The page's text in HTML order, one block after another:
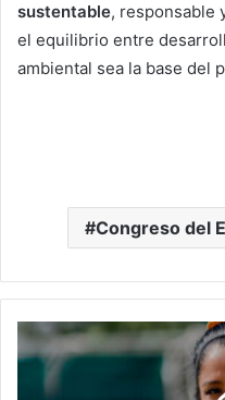
sustentable, responsable
el equilibrio entre
ambiental sea la base del
Congreso del
Jugadora
Nicolaita